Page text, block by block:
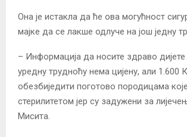
Она је истакла да ће ова могућност
мајке да се лакше одлуче на још једну
– Информација да носите здраво дијете
уредну трудноћу нема цијену, али 1.600
обезбиједити поготово породицама
стерилитетом јер су задужени за
Мисита.